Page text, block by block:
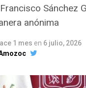
Sánchez
anónima
1 mes en 6 julio, 2026